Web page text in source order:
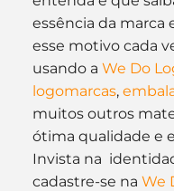
essência da marca
esse motivo cada
usando a We Do
logomarcas,
muitos outros
ótima qualidade e
Invista na
cadastre-se na We